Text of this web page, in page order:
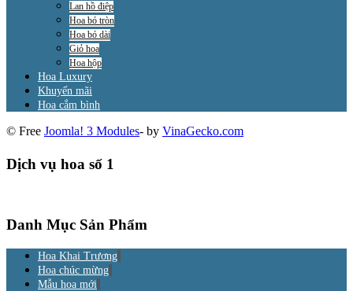
Lan hồ điệp
Hoa bó tròn
Hoa bó dài
Giỏ hoa
Hoa hộp
Hoa Luxury
Khuyến mãi
Hoa cắm bình
© Free Joomla! 3 Modules- by VinaGecko.com
Dịch vụ hoa số 1
Danh Mục Sản Phẩm
Hoa Khai Trương
Hoa chúc mừng
Mẫu hoa mới